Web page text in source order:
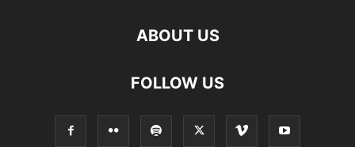
ABOUT US
FOLLOW US